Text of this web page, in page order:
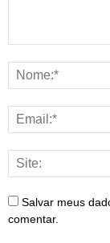
Salvar meus
comentar.